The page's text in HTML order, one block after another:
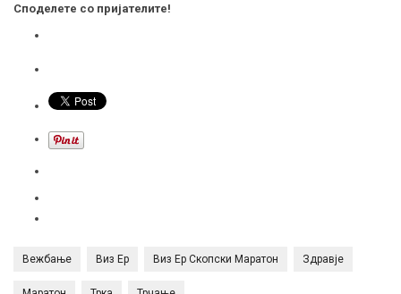
Споделете со пријателите!
Вежбање Виз Ер Виз Ер Скопски Маратон Здравје